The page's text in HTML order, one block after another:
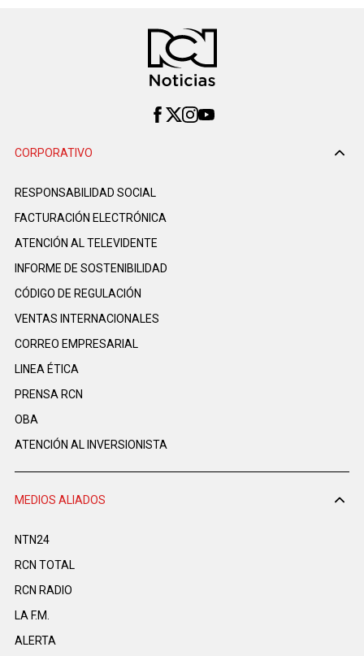
CORPORATIVO
RESPONSABILIDAD SOCIAL
FACTURACIÓN ELECTRÓNICA
ATENCIÓN AL TELEVIDENTE
INFORME DE SOSTENIBILIDAD
CÓDIGO DE REGULACIÓN
VENTAS INTERNACIONALES
CORREO EMPRESARIAL
LINEA ÉTICA
PRENSA RCN
OBA
ATENCIÓN AL INVERSIONISTA
MEDIOS ALIADOS
NTN24
RCN TOTAL
RCN RADIO
LA F.M.
ALERTA